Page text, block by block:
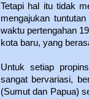
Tetapi hal itu tidak
mengajukan
waktu pertengahan
kota baru, yang
Untuk setiap
sangat bervariasi,
(Sumut dan Papua)